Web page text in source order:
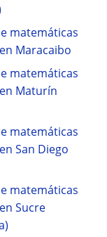
matemáticas
Maracaibo
matemáticas
Maturín
matemáticas
San Diego
matemáticas
Sucre